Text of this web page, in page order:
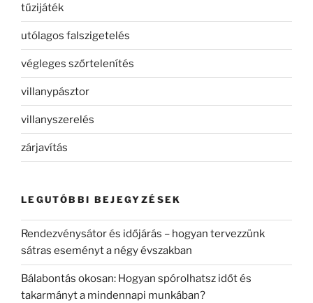
tűzijáték
utólagos falszigetelés
végleges szőrtelenítés
villanypásztor
villanyszerelés
zárjavítás
LEGUTÓBBI BEJEGYZÉSEK
Rendezvénysátor és időjárás – hogyan tervezzünk
sátras eseményt a négy évszakban
Bálabontás okosan: Hogyan spórolhatsz időt és
takarmányt a mindennapi munkában?